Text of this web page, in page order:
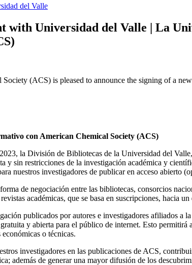
del Valle
with Universidad del Valle | La
(ACS) is pleased to announce the signing of a
con American Chemical Society (ACS)
la División de Bibliotecas de la Universidad del
y sin restricciones de la investigación académica y
nuestros investigadores de publicar en acceso abierto
de negociación entre las bibliotecas, consorcios
académicas, que se basa en suscripciones, hacia
publicados por autores e investigadores afiliados
y abierta para el público de internet. Esto
o técnicas.
investigadores en las publicaciones de ACS,
además de generar una mayor difusión de los